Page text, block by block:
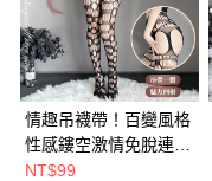
情趣吊襪帶！百變風格
性感鏤空激情免脫連身
網襪﹝ B組﹞
NT$99